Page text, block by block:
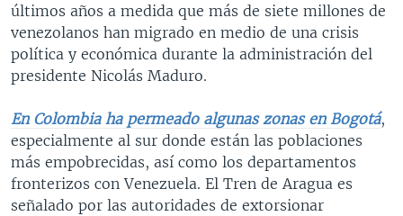
últimos años a medida que más de siete millones de
venezolanos han migrado en medio de una crisis
política y económica durante la administración del
presidente Nicolás Maduro.
En Colombia ha permeado algunas zonas en Bogotá,
especialmente al sur donde están las poblaciones
más empobrecidas, así como los departamentos
fronterizos con Venezuela. El Tren de Aragua es
señalado por las autoridades de extorsionar